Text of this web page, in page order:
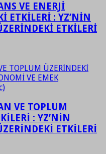
VE ENERJİ
ETKİLERİ : YZ’NİN
ETKİLERİ
VE TOPLUM
: YZ’NİN
ETKİLERİ